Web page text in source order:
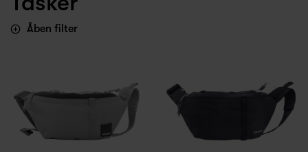
Åben filter